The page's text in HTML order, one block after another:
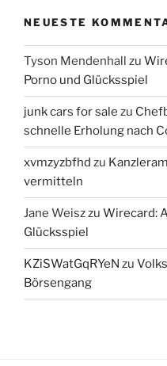
NEUESTE
Tyson Mendenhall zu
Porno und Glücksspiel
junk cars for sale zu
schnelle Erholung nach
xvmzyzbfhd zu
vermitteln
Jane Weiszzu Wirecard:
Glücksspiel
KZiSWatGqRYeN zu
Börsengang